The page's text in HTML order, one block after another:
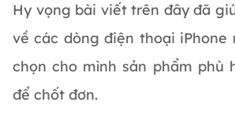
Hy vọng bài viết trên đây đã
về các dòng điện thoại iPhone
chọn cho mình sản phẩm phù
để chốt đơn.